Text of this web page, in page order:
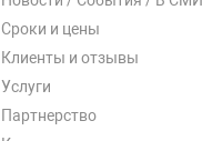
Сроки и цены
Клиенты и отзывы
Услуги
Партнерство